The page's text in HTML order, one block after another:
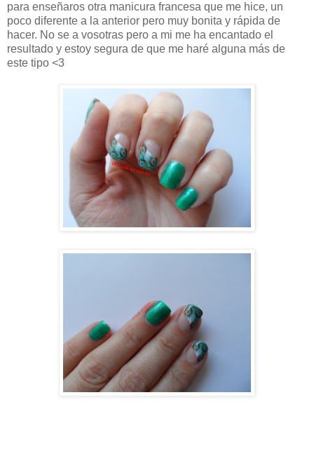
para enseñaros otra manicura francesa que me hice, un
poco diferente a la anterior pero muy bonita y rápida de
hacer. No se a vosotras pero a mi me ha encantado el
resultado y estoy segura de que me haré alguna más de
este tipo <3